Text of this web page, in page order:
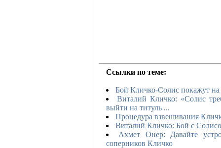
Ссылки по теме:
Бой Кличко-Солис покажут
Виталий Кличко: «Солис
выйти на титуль ...
Процедура взвешивания
Виталий Кличко: Бой с
Ахмет Онер: Давайте
соперников Кличко